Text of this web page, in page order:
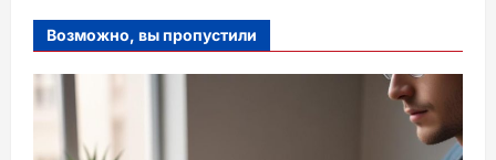
Возможно, вы пропустили